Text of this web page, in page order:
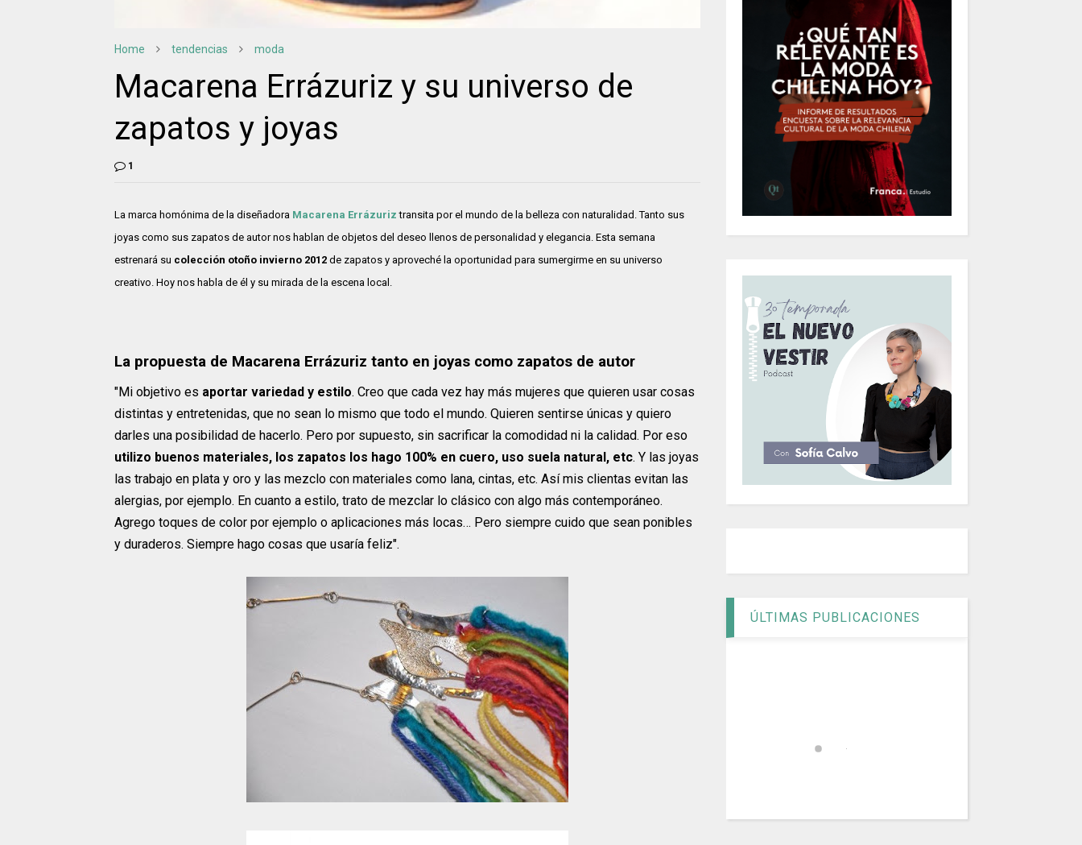
Home tendencias moda
Macarena Errázuriz y su universo de
zapatos y joyas
1
La marca homónima de la diseñadora Macarena Errázuriz transita por el mundo de la belleza con naturalidad. Tanto sus
joyas como sus zapatos de autor nos hablan de objetos del deseo llenos de personalidad y elegancia. Esta semana
estrenará su colección otoño invierno 2012 de zapatos y aproveché la oportunidad para sumergirme en su universo
creativo. Hoy nos habla de él y su mirada de la escena local.
La propuesta de Macarena Errázuriz tanto en joyas como zapatos de autor
"Mi objetivo es aportar variedad y estilo. Creo que cada vez hay más mujeres que quieren usar cosas
distintas y entretenidas, que no sean lo mismo que todo el mundo. Quieren sentirse únicas y quiero
darles una posibilidad de hacerlo. Pero por supuesto, sin sacrificar la comodidad ni la calidad. Por eso
utilizo buenos materiales, los zapatos los hago 100% en cuero, uso suela natural, etc. Y las joyas
las trabajo en plata y oro y las mezclo con materiales como lana, cintas, etc. Así mis clientas evitan las
alergias, por ejemplo. En cuanto a estilo, trato de mezclar lo clásico con algo más contemporáneo.
Agrego toques de color por ejemplo o aplicaciones más locas… Pero siempre cuido que sean ponibles
y duraderos. Siempre hago cosas que usaría feliz".
ÚLTIMAS PUBLICACIONES